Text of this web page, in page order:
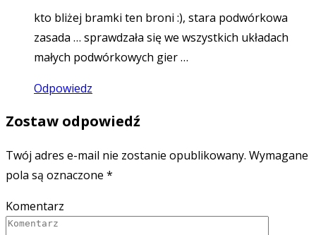
kto bliżej bramki ten broni :), stara podwórkowa
zasada … sprawdzała się we wszystkich układach
małych podwórkowych gier …
Odpowiedz
Zostaw odpowiedź
Twój adres e-mail nie zostanie opublikowany. Wymagane
pola są oznaczone *
Komentarz